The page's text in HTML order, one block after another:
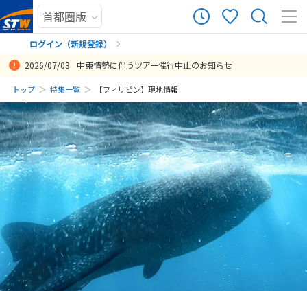
ログイン（新規登録）
まだ履歴がありません
まだ登録がありません
2026/07/03 中東情勢に伴うツアー催行中止のお知らせ
トップ 特集一覧 【フィリピン】現地情報